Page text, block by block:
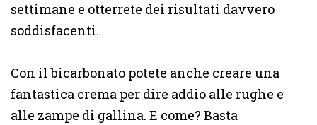
settimane e otterrete dei risultati davvero
soddisfacenti.
Con il bicarbonato potete anche creare una
fantastica crema per dire addio alle rughe e
alle zampe di gallina. E come? Basta